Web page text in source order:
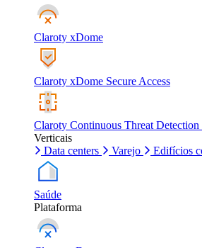
Claroty xDome
Claroty xDome Secure Access
Claroty Continuous Threat
Verticais
Data centers
Varejo Edifícios
Saúde
Plataforma